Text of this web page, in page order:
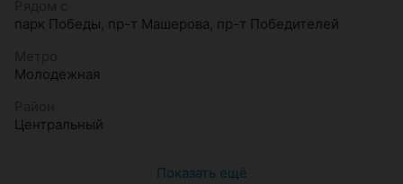
парк Победы, пр-т Машерова, пр-т Победителей
Молодежная
Центральный
Показать ещё